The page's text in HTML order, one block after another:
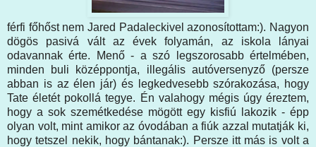
férfi főhőst nem Jared Padaleckivel azonosítottam:). Nagyon
dögös pasivá vált az évek folyamán, az iskola lányai
odavannak érte. Menő - a szó legszorosabb értelmében,
minden buli középpontja, illegális autóversenyző (persze
abban is az élen jár) és legkedvesebb szórakozása, hogy
Tate életét pokollá tegye. Én valahogy mégis úgy éreztem,
hogy a sok szemétkedése mögött egy kisfiú lakozik - épp
olyan volt, mint amikor az óvodában a fiúk azzal mutatják ki,
hogy tetszel nekik, hogy bántanak:). Persze itt más is volt a